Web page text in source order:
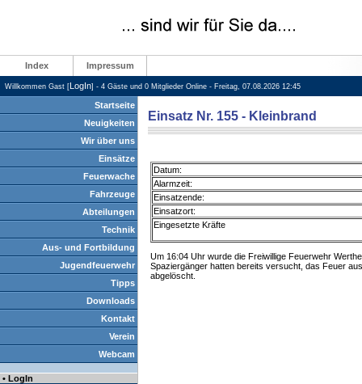
Index Impressum
Willkommen Gast [LogIn] - 4 Gäste und 0 Mitglieder Online - Freitag, 07.08.2026 12:45
Startseite
Neuigkeiten
Wir über uns
Einsätze
Feuerwache
Fahrzeuge
Abteilungen
Technik
Aus- und Fortbildung
Jugendfeuerwehr
Tipps
Downloads
Kontakt
Verein
Webcam
• LogIn
Einsatz Nr. 155 - Kleinbrand
Datum:
Alarmzeit:
Einsatzende:
Einsatzort:
Eingesetzte Kräfte
Um 16:04 Uhr wurde die Freiwillige Feuerwehr
Spaziergänger hatten bereits versucht, das Feuer
abgelöscht.